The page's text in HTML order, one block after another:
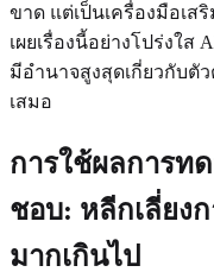
ขาด แต่เป็นเครื่องมือเส
เผยเรื่องนี้อย่างโปร่งใ
มีอำนาจสูงสุดเกี่ยวกับ
เสมอ
การใช้ผลการท
ชอบ: หลีกเลี่ยง
มากเกินไป